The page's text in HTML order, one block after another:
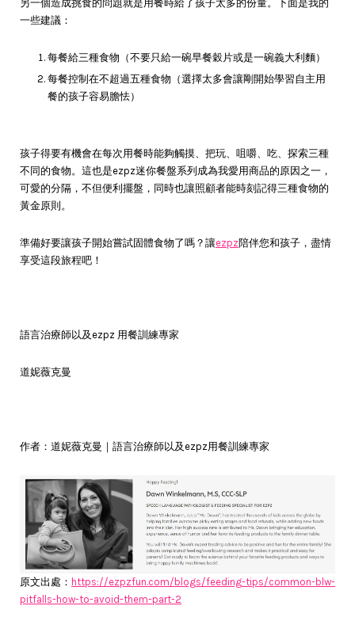
另一個造成挑食的問題就是用餐時給了孩子太多的份量。下面是我的
一些建議：
每餐給三種食物（不要只給一碗早餐穀片或是一碗義大利麵）
每餐控制在不超過五種食物（選擇太多會讓剛開始學習自主用
餐的孩子容易膽怯）
孩子得要有機會在每次用餐時能夠觸摸、把玩、咀嚼、吃、探索三種
不同的食物。這也是ezpz迷你餐盤系列成為我愛用商品的原因之一，
可愛的分隔，不但便利擺盤，同時也讓照顧者能時刻記得三種食物的
黃金原則。
準備好要讓孩子開始嘗試固體食物了嗎？讓ezpz陪伴您和孩子，盡情
享受這段旅程吧！
語言治療師以及ezpz 用餐訓練專家
道妮薇克曼
作者：道妮薇克曼｜語言治療師以及ezpz用餐訓練專家
原文出處： https://ezpzfun.com/blogs/feeding-tips/common-blw-
pitfalls-how-to-avoid-them-part-2